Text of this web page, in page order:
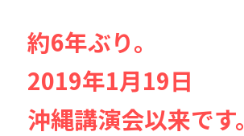
約6年ぶり。
2019年1月19日
沖縄講演会以来です。